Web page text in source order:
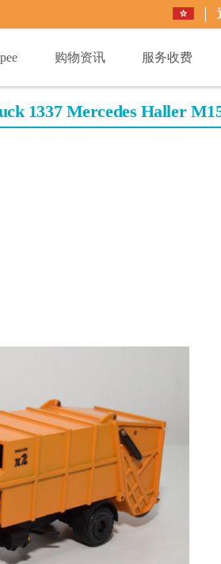
购物资讯 服务收费
1337 Mercedes Haller